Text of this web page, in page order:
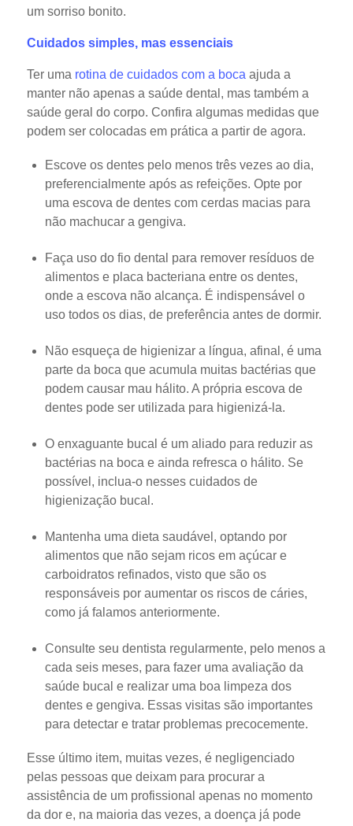
um sorriso bonito.
Cuidados simples, mas essenciais
Ter uma rotina de cuidados com a boca ajuda a
manter não apenas a saúde dental, mas também a
saúde geral do corpo. Confira algumas medidas que
podem ser colocadas em prática a partir de agora.
Escove os dentes pelo menos três vezes ao dia,
preferencialmente após as refeições. Opte por
uma escova de dentes com cerdas macias para
não machucar a gengiva.
Faça uso do fio dental para remover resíduos de
alimentos e placa bacteriana entre os dentes,
onde a escova não alcança. É indispensável o
uso todos os dias, de preferência antes de dormir.
Não esqueça de higienizar a língua, afinal, é uma
parte da boca que acumula muitas bactérias que
podem causar mau hálito. A própria escova de
dentes pode ser utilizada para higienizá-la.
O enxaguante bucal é um aliado para reduzir as
bactérias na boca e ainda refresca o hálito. Se
possível, inclua-o nesses cuidados de
higienização bucal.
Mantenha uma dieta saudável, optando por
alimentos que não sejam ricos em açúcar e
carboidratos refinados, visto que são os
responsáveis por aumentar os riscos de cáries,
como já falamos anteriormente.
Consulte seu dentista regularmente, pelo menos a
cada seis meses, para fazer uma avaliação da
saúde bucal e realizar uma boa limpeza dos
dentes e gengiva. Essas visitas são importantes
para detectar e tratar problemas precocemente.
Esse último item, muitas vezes, é negligenciado
pelas pessoas que deixam para procurar a
assistência de um profissional apenas no momento
da dor e, na maioria das vezes, a doença já pode